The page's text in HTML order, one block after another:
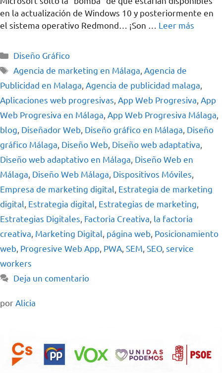
en la actualización de Windows 10 y posteriormente en
el sistema operativo Redmond… ¡Son … Leer más
Diseño Gráfico
Agencia de marketing en Málaga,Agencia de
Publicidad en Malaga, Agencia de publicidad malaga,
Aplicaciones web progresivas, App Web Progresiva, App
Web Progresiva en Málaga, App Web Progresiva Málaga,
blog, Diseñador Web, Diseño gráfico en Málaga, Diseño
gráfico Málaga, Diseño Web, Diseño web adaptativa,
Diseño web adaptativo en Málaga, Diseño Web en
Málaga, Diseño Web Málaga, Dispositivos Móviles,
Empresa de marketing digital, Estrategia de marketing
digital, Estrategia digital, Estrategias de marketing,
Estrategias Digitales, Factoria Creativa, la factoria
creativa, Marketing Digital, página web, Posicionamiento
web, Progresive Web App, PWA, SEM, SEO, service
workers
Deja un comentario
porAlicia